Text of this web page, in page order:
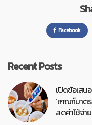
Facebook
Recent Posts
เปิดข้อเสน
‘เกณฑ์มาต
ลดค่าใช้จ่า